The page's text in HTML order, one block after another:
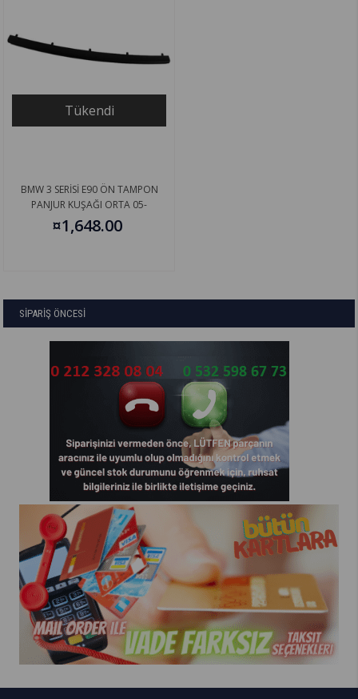
Tükendi
BMW 3 SERİSİ E90 ÖN TAMPON
PANJUR KUŞAĞI ORTA 05-
51117134095
¤1,648.00
SİPARİŞ ÖNCESİ